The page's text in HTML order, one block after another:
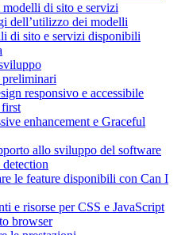
di sito e servizi
dell’utilizzo dei modelli
di sito e servizi disponibili
responsivo e accessibile
enhancement e Graceful
allo sviluppo del software
le feature disponibili con Can I
e risorse per CSS e JavaScript
browser